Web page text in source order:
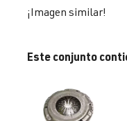
¡Imagen similar!
Este conjunto